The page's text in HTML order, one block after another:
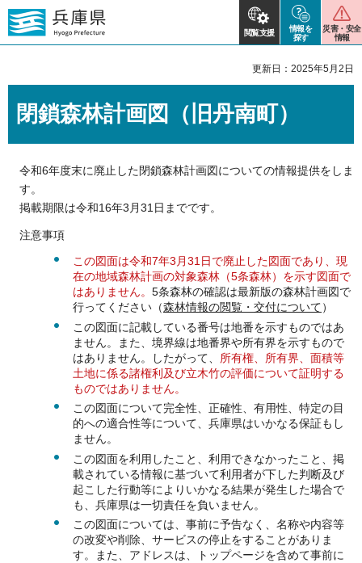
閲覧支援
情報を
探す
災害・安全
情報
更新日：2025年5月2日
閉鎖森林計画図（旧丹南町）
令和6年度末に廃止した閉鎖森林計画図についての情報提供をしま
す。
掲載期限は令和16年3月31日までです。
注意事項
この図面は令和7年3月31日で廃止した図面であり、現
在の地域森林計画の対象森林（5条森林）を示す図面で
はありません。 5条森林の確認は最新版の森林計画図で
行ってください（森林情報の閲覧・交付について）
この図面に記載している番号は地番を示すものではあ
ません。また、境界線は地番界や所有界を示すもので
はありません。したがって、 所有権、所有界、面積等
土地に係る諸権利及び立木竹の評価について証明する
ものではありません。
この図面について完全性、正確性、有用性、特定の目
的への適合性等について、兵庫県はいかなる保証もし
ません。
この図面を利用したこと、利用できなかったこと、掲
載されている情報に基づいて利用者が下した判断及び
起こした行動等によりいかなる結果が発生した場合で
も、兵庫県は一切責任を負いません。
この図面については、事前に予告なく、名称や内容等
の改変や削除、サービスの停止をすることがありま
す。また、アドレスは、トップページを含めて事前に